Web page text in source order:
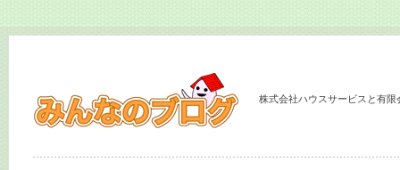
株式会社ハウスサービスと有